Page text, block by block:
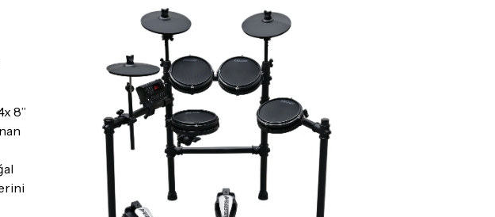
ve değişimi mümkün olmayan ürünler içintıklayınız
ve değişimi talep edilecek ürünün ticari vasfını yitirmemiş olması,
korunmuş, aksesuar ve tüm ürün içeriğinin eksiksiz olması
Satın almış olduğunuz ürünü göndermeden önce
ekibimiz ile iletişime geçerek bilgi veriniz.
ve değişim koşulları, ürün kategorilerine göre farklılık gösterebilir.
satın almadan önce ilgili ürünün iade/değişim şartlarını kontrol
emin olun.
tıklayınız
8”